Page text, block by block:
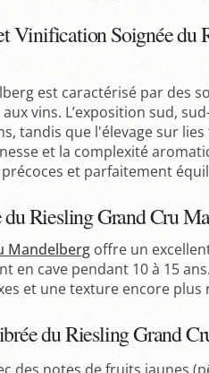
Vinification Soignée du
est caractérisé par des
vins. L’exposition sud,
tandis que l'élevage sur
et la complexité
et parfaitement
du Riesling Grand Cru
Mandelberg offre un
en cave pendant 10 à 15
et une texture encore plus
du Riesling Grand